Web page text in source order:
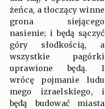
żeńca, a tłoczący winne
grona siejącego
nasienie; i będą sączyć
góry słodkością, a
wszystkie pagórki
uprawione będą. I
wrócę pojmanie ludu
mego izraelskiego, i
będą budować miasta